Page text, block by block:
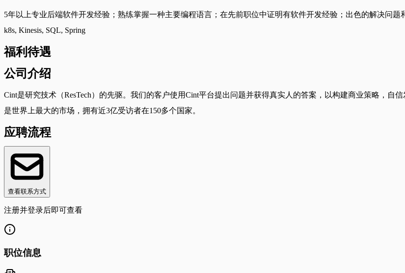
5年以上专业后端软件开发经验；熟练掌握一种主要编程语言；在先前职位中证明有软件开发经验；出色的解决问题
k8s, Kinesis, SQL, Spring
福利待遇
公司介绍
Cint是研究技术（ResTech）的先驱。我们的客户使用Cint平台提出问题并获得真实人的答案，以构建商业策略，自
是世界上最大的市场，拥有近3亿受访者在150多个国家。
应聘流程
查看联系方式
注册并登录后即可查看
职位信息